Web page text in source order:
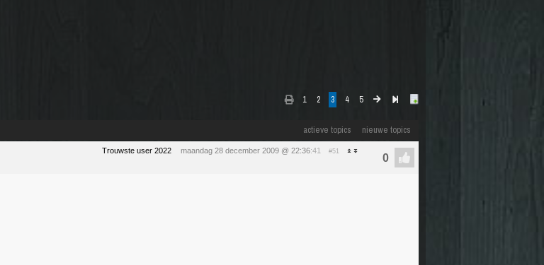
1 2 3 4 5
actieve topics nieuwe topics
Trouwste user 2022 maandag 28 december 2009 @ 22:36:41 #51